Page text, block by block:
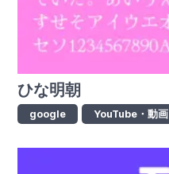
ひな明朝
google YouTube・動画